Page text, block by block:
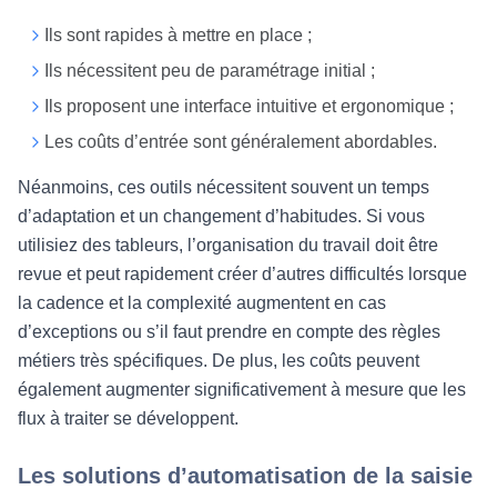
Ils sont rapides à mettre en place ;
Ils nécessitent peu de paramétrage initial ;
Ils proposent une interface intuitive et ergonomique ;
Les coûts d’entrée sont généralement abordables.
Néanmoins, ces outils nécessitent souvent un temps
d’adaptation et un changement d’habitudes. Si vous
utilisiez des tableurs, l’organisation du travail doit être
revue et peut rapidement créer d’autres difficultés lorsque
la cadence et la complexité augmentent en cas
d’exceptions ou s’il faut prendre en compte des règles
métiers très spécifiques. De plus, les coûts peuvent
également augmenter significativement à mesure que les
flux à traiter se développent.
Les solutions d’automatisation de la saisie